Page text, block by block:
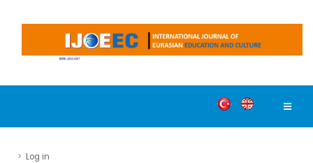
Log in